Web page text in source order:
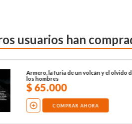
usuarios han
Armero, la furia de un volcán y el olvido
los hombres
$65.000
COMPRAR AHORA